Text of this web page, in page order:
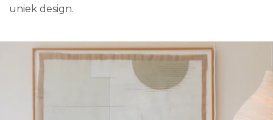
uniek design.